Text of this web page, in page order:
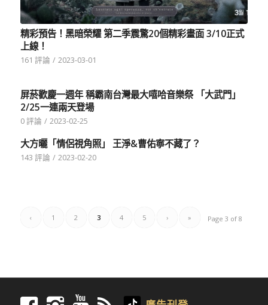
精彩預告！黑暗榮耀 第二季震驚20個精彩畫面 3/10正式
上線！
161 評論 / 2023-03-01
屏菸歡慶一週年 稱霸南台灣最大嘻哈音樂祭 「大武門」
2/25一連兩天登場
0 評論 / 2023-02-25
大方曬「情侶視角照」 王淨&曹佑寧不藏了？
143 評論 / 2023-02-20
Page 3 of 8
‹ 1 2 3 4 5 › »